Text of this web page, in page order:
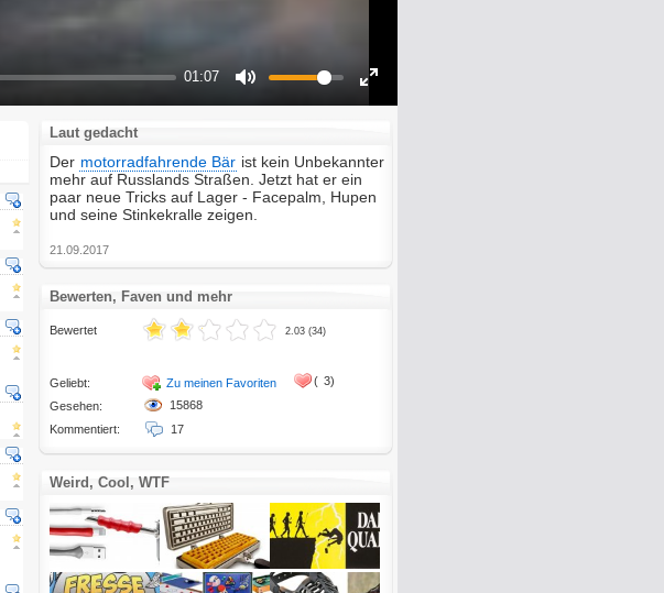
01:07
Laut gedacht
Der motorradfahrende Bär ist kein Unbekannter
mehr auf Russlands Straßen. Jetzt hat er ein
paar neue Tricks auf Lager - Facepalm, Hupen
und seine Stinkekralle zeigen.
21.09.2017
Bewerten, Faven und mehr
Bewertet
Geliebt:
Gesehen:
Kommentiert:
2.03 (34)
Zu meinen Favoriten
15868
17
( 3)
Weird, Cool, WTF